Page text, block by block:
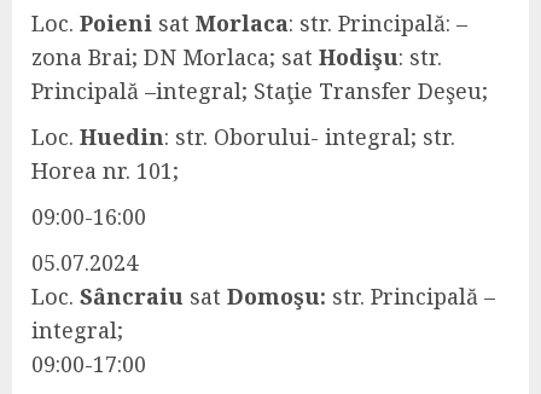
Loc. Poieni sat Morlaca: str. Principală: –
zona Brai; DN Morlaca; sat Hodişu: str.
Principală –integral; Staţie Transfer Deşeu;
Loc. Huedin: str. Oborului- integral; str.
Horea nr. 101;
09:00-16:00
05.07.2024
Loc. Sȃncraiu sat Domoşu: str. Principală –
integral;
09:00-17:00